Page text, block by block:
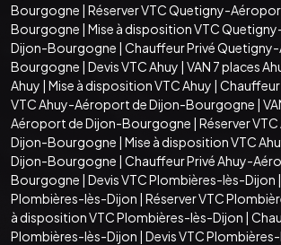
Bourgogne | Réserver VTC Quetigny-
Bourgogne | Mise à disposition VTC
Dijon-Bourgogne | Chauffeur Privé
Bourgogne | Devis VTC Ahuy | VAN 7 places
Ahuy | Mise à disposition VTC Ahuy | Chauffeur
VTC Ahuy-Aéroport de Dijon-Bourgogne |
Aéroport de Dijon-Bourgogne | Réserver
Dijon-Bourgogne | Mise à disposition VTC
Dijon-Bourgogne | Chauffeur Privé Ahuy-
Bourgogne | Devis VTC Plombières-lès-Dijon |
Plombières-lès-Dijon | Réserver VTC
à disposition VTC Plombières-lès-Dijon |
Plombières-lès-Dijon | Devis VTC